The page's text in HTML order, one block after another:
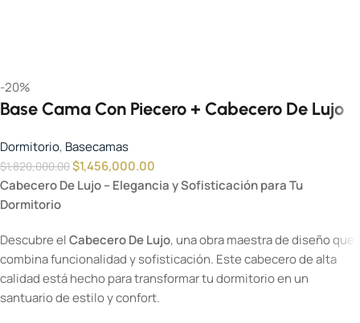
-20%
Base Cama Con Piecero + Cabecero De Lujo
Dormitorio, Basecamas
$1,820,000.00$1,456,000.00
Cabecero De Lujo – Elegancia y Sofisticación para Tu
Dormitorio
Descubre elCabecero De Lujo, una obra maestra de diseño que
combina funcionalidad y sofisticación. Este cabecero de alta
calidad está hecho para transformar tu dormitorio en un
santuario de estilo y confort.